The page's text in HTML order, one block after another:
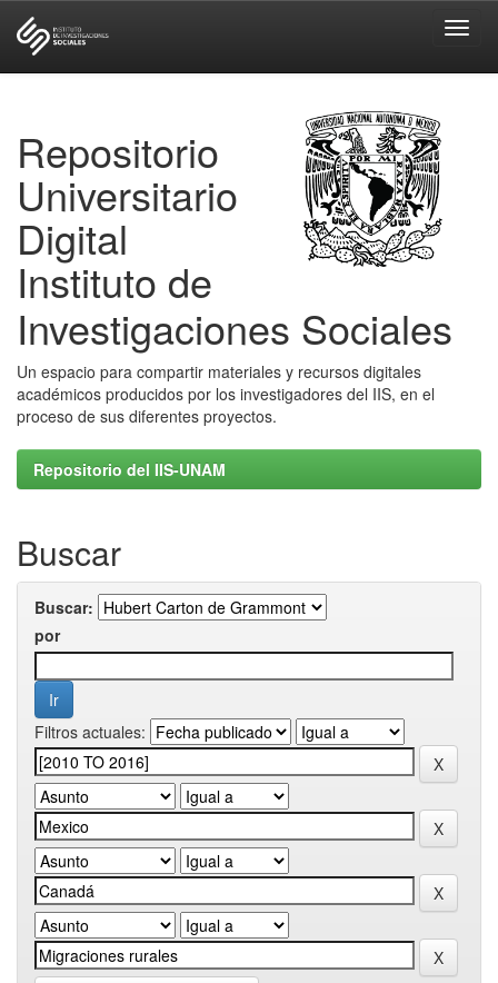
Repositorio
Universitario
Digital
Instituto de
Investigaciones Sociales
Un espacio para compartir materiales y recursos digitales
académicos producidos por los investigadores del IIS, en el
proceso de sus diferentes proyectos.
Repositorio del IIS-UNAM
Buscar
Buscar:
por
Filtros actuales: